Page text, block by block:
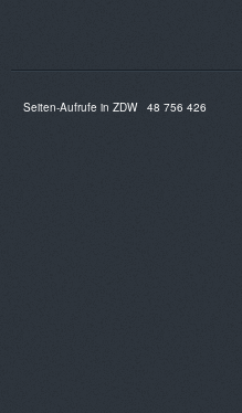
Seiten-Aufrufe in ZDW 48 756 426